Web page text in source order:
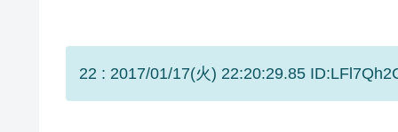
22 : 2017/01/17(火) 22:20:29.85